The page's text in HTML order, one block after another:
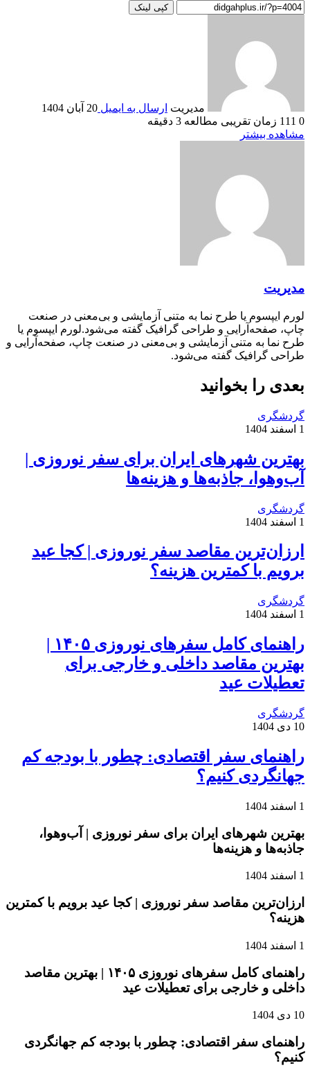
کپی لینک
مدیریت ارسال به ایمیل 20 آبان 1404
0
زمان تقریبی مطالعه 3 دقیقه
مشاهده بیشتر
مدیریت
لورم ایپسوم یا طرح‌ نما به متنی آزمایشی و بی‌معنی در صنعت
چاپ، صفحه‌آرایی و طراحی گرافیک گفته می‌شود.لورم ایپسوم یا
طرح‌ نما به متنی آزمایشی و بی‌معنی در صنعت چاپ، صفحه‌آرایی و
طراحی گرافیک گفته می‌شود.
بعدی را بخوانید
گردشگری
1 اسفند 1404
بهترین شهرهای ایران برای سفر نوروزی |
آب‌وهوا، جاذبه‌ها و هزینه‌ها
گردشگری
1 اسفند 1404
ارزان‌ترین مقاصد سفر نوروزی | کجا عید
برویم با کمترین هزینه؟
گردشگری
1 اسفند 1404
بهترین مقاصد داخلی و خارجی برای
تعطیلات عید
گردشگری
10 دی 1404
راهنمای سفر اقتصادی: چطور با بودجه کم
جهانگردی کنیم؟
1 اسفند 1404
بهترین شهرهای ایران برای سفر نوروزی | آب‌وهوا،
جاذبه‌ها و هزینه‌ها
1 اسفند 1404
ارزان‌ترین مقاصد سفر نوروزی | کجا عید برویم با کمترین
هزینه؟
1 اسفند 1404
راهنمای کامل سفرهای نوروزی ۱۴۰۵ | بهترین مقاصد
داخلی و خارجی برای تعطیلات عید
10 دی 1404
راهنمای سفر اقتصادی: چطور با بودجه کم جهانگردی
کنیم؟